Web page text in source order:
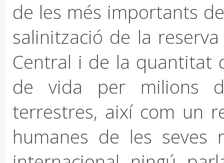
de les més importants
salinització de la
Central i de la quantitat
de vida per milions
terrestres, així com un
humanes de les seves